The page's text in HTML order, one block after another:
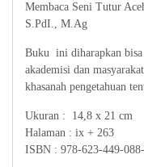
Membaca Seni Tutur
S.PdI., M.Ag
Buku ini diharapkan bisa
akademisi dan
khasanah pengetahuan
Ukuran : 14,8 x 21 cm
Halaman : ix + 263
ISBN : 978-623-449-